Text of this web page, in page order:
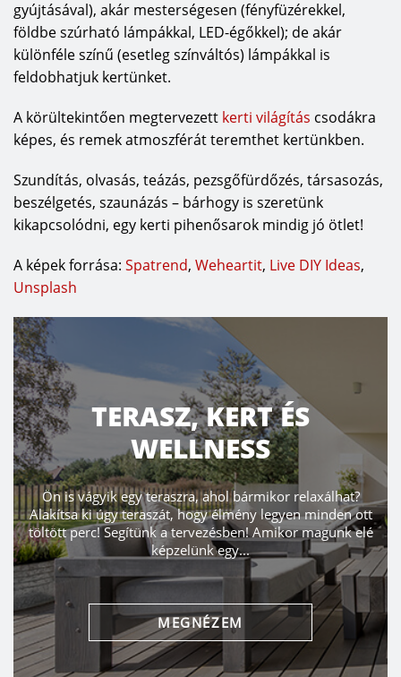
gyújtásával), akár mesterségesen (fényfüzérekkel,
földbe szúrható lámpákkal, LED-égőkkel); de akár
különféle színű (esetleg színváltós) lámpákkal is
feldobhatjuk kertünket.
A körültekintően megtervezett kerti világítás csodákra
képes, és remek atmoszférát teremthet kertünkben.
Szundítás, olvasás, teázás, pezsgőfürdőzés, társasozás,
beszélgetés, szaunázás – bárhogy is szeretünk
kikapcsolódni, egy kerti pihenősarok mindig jó ötlet!
A képek forrása: Spatrend, Weheartit, Live DIY Ideas,
Unsplash
TERASZ, KERT ÉS
WELLNESS
Ön is vágyik egy teraszra, ahol bármikor relaxálhat?
Alakítsa ki úgy teraszát, hogy élmény legyen minden ott
töltött perc! Segítünk a tervezésben! Amikor magunk elé
képzelünk egy...
MEGNÉZEM